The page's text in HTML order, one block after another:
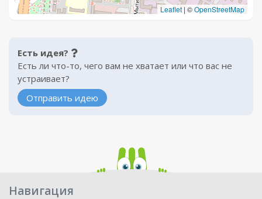
Leaflet | ©OpenStreetMap
Есть идея?
Есть ли что-то, чего вам не хватает или что вас не
устраивает?
Отправить идею
Навигация